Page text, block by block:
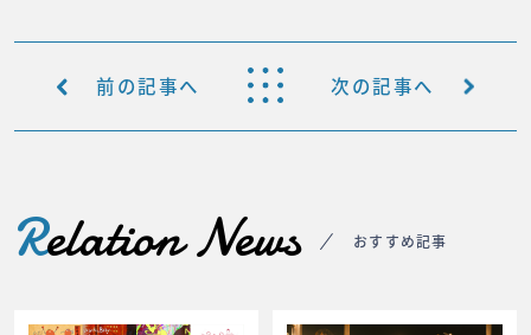
前の記事へ 次の記事へ
Relation News おすすめ記事